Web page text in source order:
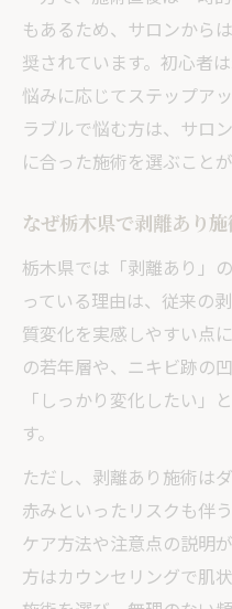
もあるため、サロンから
奨されています。初心者
悩みに応じてステップア
ラブルで悩む方は、サロ
に合った施術を選ぶことが
なぜ栃木県で剥離あり
栃木県では「剥離あり」
っている理由は、従来の
質変化を実感しやすい点
の若年層や、ニキビ跡の
「しっかり変化したい」
す。
ただし、剥離あり施術は
赤みといったリスクも伴
ケア方法や注意点の説明
方はカウンセリングで肌